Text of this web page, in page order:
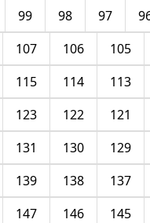
97
98
99
105
106
107
113
114
115
121
122
123
129
130
131
137
138
139
145
146
147